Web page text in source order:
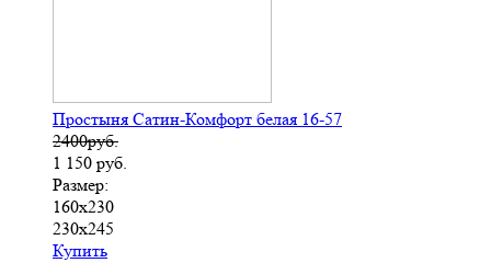
Простыня Сатин-Комфорт белая 16-57
2400руб.
1 150 руб.
Размер:
160х230
230х245
Купить